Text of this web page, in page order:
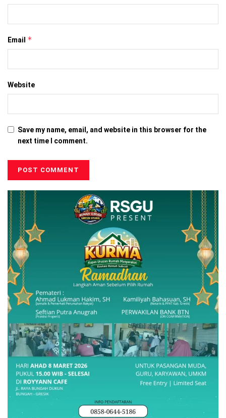
Email *
Website
Save my name, email, and website in this browser for the
next time I comment.